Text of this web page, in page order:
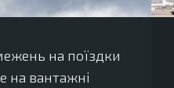
на поїздки
на вантажні